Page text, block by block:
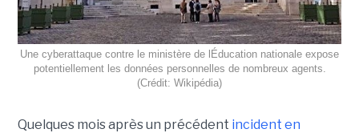
Une cyberattaque contre le ministère de lÉducation nationale expose
potentiellement les données personnelles de nombreux agents.
(Crédit: Wikipédia)
Quelques mois après un précédent incident en